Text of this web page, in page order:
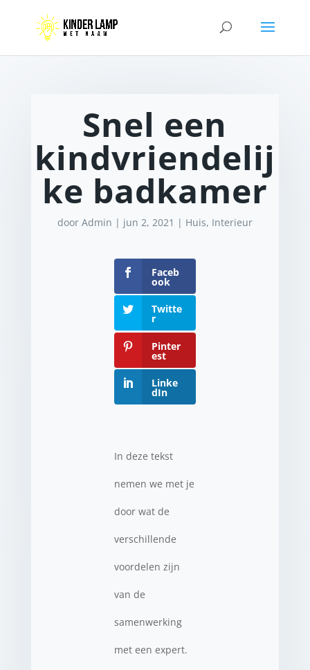
Snel een
kindvriendelij
ke badkamer
door Admin | jun 2, 2021 | Huis, Interieur
Faceb
ook
Twitte
r
Pinter
est
Linke
dIn
In deze tekst
nemen we met je
door wat de
verschillende
voordelen zijn
van de
samenwerking
met een expert.